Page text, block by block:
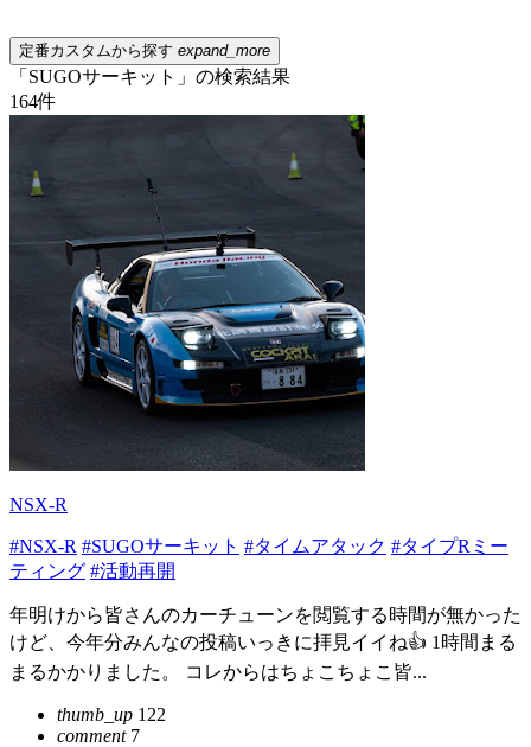
定番カスタムから探す expand_more
「SUGOサーキット」の検索結果
164件
NSX-R
#NSX-R #SUGOサーキット #タイムアタック #タイプRミー
ティング #活動再開
年明けから皆さんのカーチューンを閲覧する時間が無かった
けど、今年分みんなの投稿いっきに拝見イイね👍 1時間まる
まるかかりました。 コレからはちょこちょこ皆...
thumb_up 122
comment7